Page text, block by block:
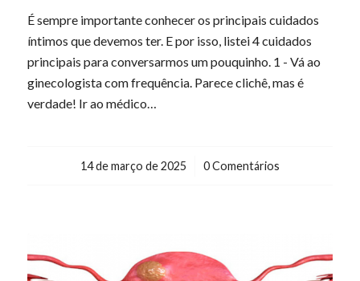
É sempre importante conhecer os principais cuidados
íntimos que devemos ter. E por isso, listei 4 cuidados
principais para conversarmos um pouquinho. 1 - Vá ao
ginecologista com frequência. Parece clichê, mas é
verdade! Ir ao médico…
14 de março de 2025
/ 0 Comentários